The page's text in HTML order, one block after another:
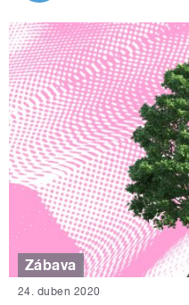
Zábava
24. duben 2020